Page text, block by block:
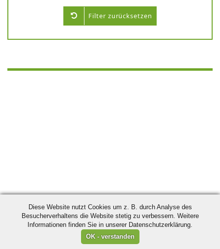
Filter zurücksetzen
Diese Website nutzt Cookies um z. B. durch Analyse des
Besucherverhaltens die Website stetig zu verbessern. Weitere
Informationen finden Sie in unserer Datenschutzerklärung.